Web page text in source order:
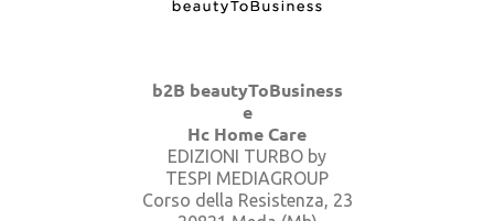
b2B beautyToBusiness
e
Hc Home Care
EDIZIONI TURBO by
TESPI MEDIAGROUP
Corso della Resistenza, 23